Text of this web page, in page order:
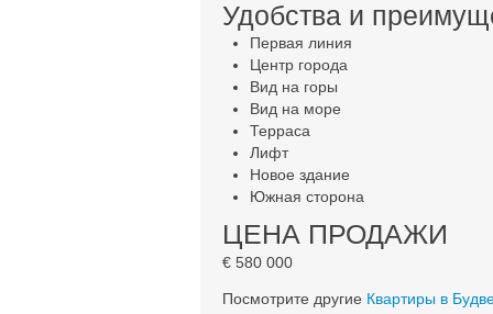
Удобства и
Первая линия
Центр города
Вид на горы
Вид на море
Терраса
Лифт
Новое здание
Южная сторона
ЦЕНА ПРОДАЖИ
€ 580 000
Посмотрите другие Квартиры в